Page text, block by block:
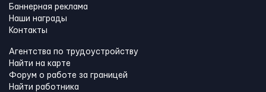
Баннерная реклама
Наши награды
Контакты
Агентства по трудоустройству
Найти на карте
Форум о работе за границей
Найти работника